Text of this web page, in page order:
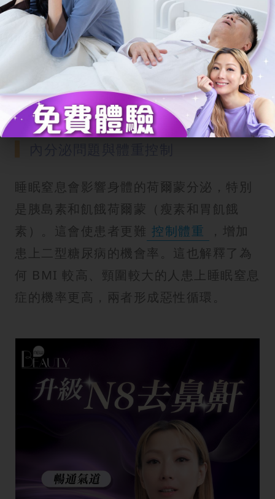
容易感到壓力和情緒低落。這不僅影響工
作表現，還會增加駕駛或操作機械時發生
公共場所意外的風險。研究指出，睡眠窒
息症患者的日間嗜睡情況，使他們發生交
通意外的機率增加 7 倍或以上。
睡眠窒息會影響身體的荷爾蒙分泌，特別
是胰島素和飢餓荷爾蒙（瘦素和胃飢餓
素）。這會使患者更難 控制體重
，增加
患上二型糖尿病的機會率。這也解釋了為
何 BMI 較高、頸圍較大的人患上睡眠窒息
症的機率更高，兩者形成惡性循環。